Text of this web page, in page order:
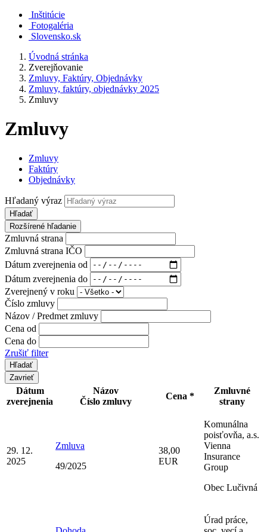
Inštitúcie
Fotogaléria
Slovensko.sk
Úvodná stránka
Zverejňovanie
Zmluvy, Faktúry, Objednávky
Zmluvy, faktúry, objednávky 2025
Zmluvy
Zmluvy
Zmluvy
Faktúry
Objednávky
Hľadaný výraz
Hľadať
Rozšírené hľadanie
Zmluvná strana
Zmluvná strana IČO
Dátum zverejnenia od
Dátum zverejnenia do
Zverejnený v roku
Číslo zmluvy
Názov / Predmet zmluvy
Cena od
Cena do
Zrušiť filter
Zavrieť
Dátum
zverejnenia
Názov
Číslo zmluvy
Cena *
Zmluvné
strany
29. 12.
2025
Zmluva
49/2025
38,00
EUR
Komunálna
poisťovňa, a.s.
Vienna
Insurance
Group
Obec Lučivná
Úrad práce,